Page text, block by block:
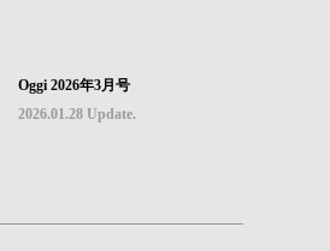
Oggi 2026年3月号
2026.01.28 Update.